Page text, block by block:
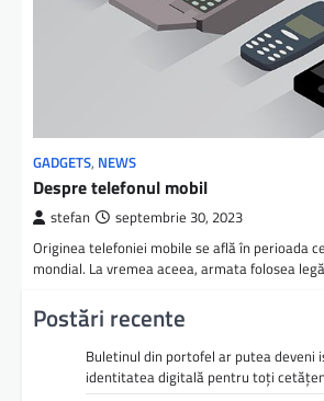
GADGETS, NEWS
Despre telefonul mobil
stefan septembrie 30, 2023
Originea telefoniei mobile se află în perioada
mondial. La vremea aceea, armata folosea
Postări recente
Buletinul din portofel ar putea deveni
identitatea digitală pentru toți